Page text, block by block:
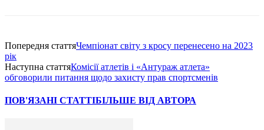
Попередня статтяЧемпіонат світу з кросу перенесено на 2023
рік
Наступна статтяКомісії атлетів і «Антураж атлета»
обговорили питання щодо захисту прав спортсменів
ПОВ'ЯЗАНІ СТАТТІБІЛЬШЕ ВІД АВТОРА